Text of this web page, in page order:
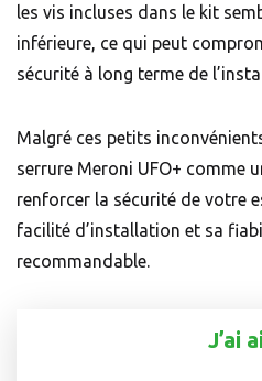
les vis incluses dans le kit
inférieure, ce qui peut
sécurité à long terme de
Malgré ces petits
serrure Meroni UFO+ comme
renforcer la sécurité de votre
facilité d’installation et sa
recommandable.
J’ai